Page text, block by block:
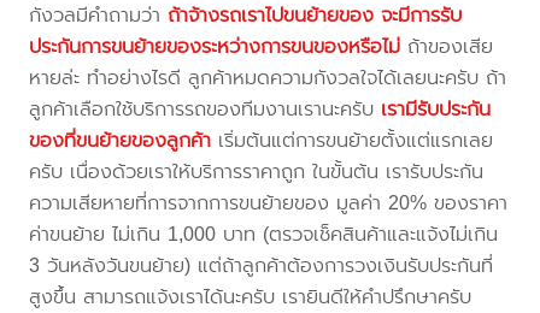
กังวลมีคำถามว่า ถ้าจ้างรถเราไปขนย้ายของ จะมีการรับ
ประกันการขนย้ายของระหว่างการขนของหรือไม่ ถ้าของเสีย
หายล่ะ ทำอย่างไรดี ลูกค้าหมดความกังวลใจได้เลยนะครับ ถ้า
ลูกค้าเลือกใช้บริการรถของทีมงานเรานะครับ เรามีรับประกัน
ของที่ขนย้ายของลูกค้า เริ่มต้นแต่การขนย้ายตั้งแต่แรกเลย
ครับ เนื่องด้วยเราให้บริการราคาถูก ในขั้นต้น เรารับประกัน
ความเสียหายที่การจากการขนย้ายของ มูลค่า 20% ของราคา
ค่าขนย้าย ไม่เกิน 1,000 บาท (ตรวจเช็คสินค้าและแจ้งไม่เกิน
3 วันหลังวันขนย้าย) แต่ถ้าลูกค้าต้องการวงเงินรับประกันที่
สูงขึ้น สามารถแจ้งเราได้นะครับ เรายินดีให้คำปรึกษาครับ